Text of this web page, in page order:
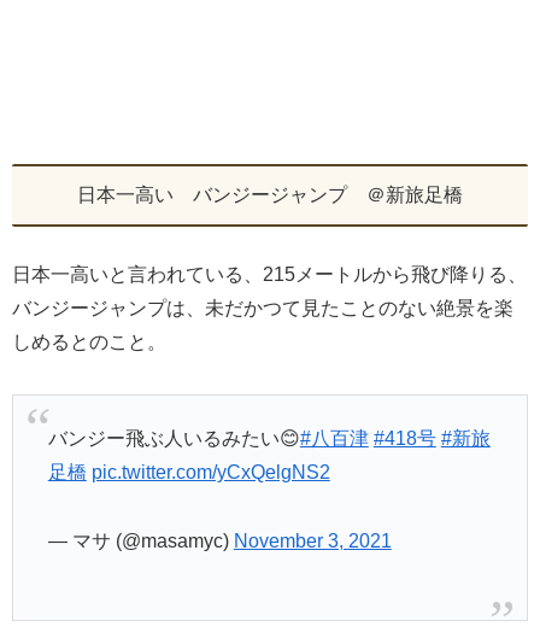
日本一高い バンジージャンプ ＠新旅足橋
日本一高いと言われている、215メートルから飛び降りる、
バンジージャンプは、未だかつて見たことのない絶景を楽
しめるとのこと。
バンジー飛ぶ人いるみたい😊#八百津 #418号 #新旅
足橋 pic.twitter.com/yCxQelgNS2
— マサ (@masamyc) November 3, 2021